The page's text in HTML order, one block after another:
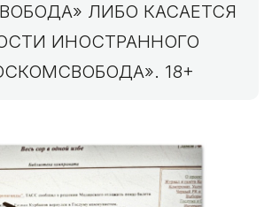
ЛИБО КАСАЕТСЯ
ИНОСТРАННОГО
18+